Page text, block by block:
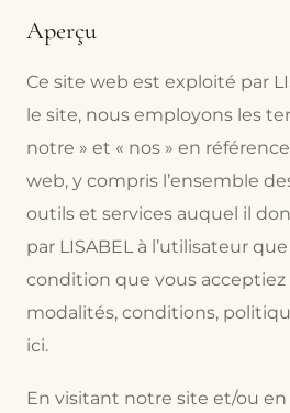
Aperçu
Ce site web est exploité par
le site, nous employons les
notre » et « nos » en
web, y compris l’ensemble
outils et services auquel il
par LISABEL à l’utilisateur
condition que vous
modalités, conditions,
ici.
En visitant notre site et/ou